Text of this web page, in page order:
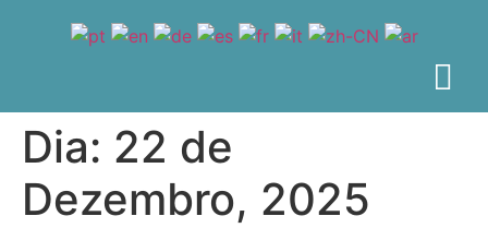
Dia: 22 de
Dezembro, 2025